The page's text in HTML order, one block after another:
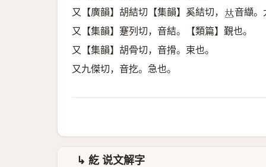
又【廣韻】胡結切【集韻】奚結切， 𠀤音纈。
又【集韻】蹇列切，音結。【類篇】覲也。
又【集韻】胡骨切，音搰。束也。
又九傑切，音扢。急也。
↳ 紇 说文解字